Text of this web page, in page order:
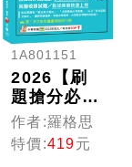
1A801151
2026【刷
題搶分必
備】中華民
國憲法頻出
題庫〔十二
作者:羅格思
特價:419元